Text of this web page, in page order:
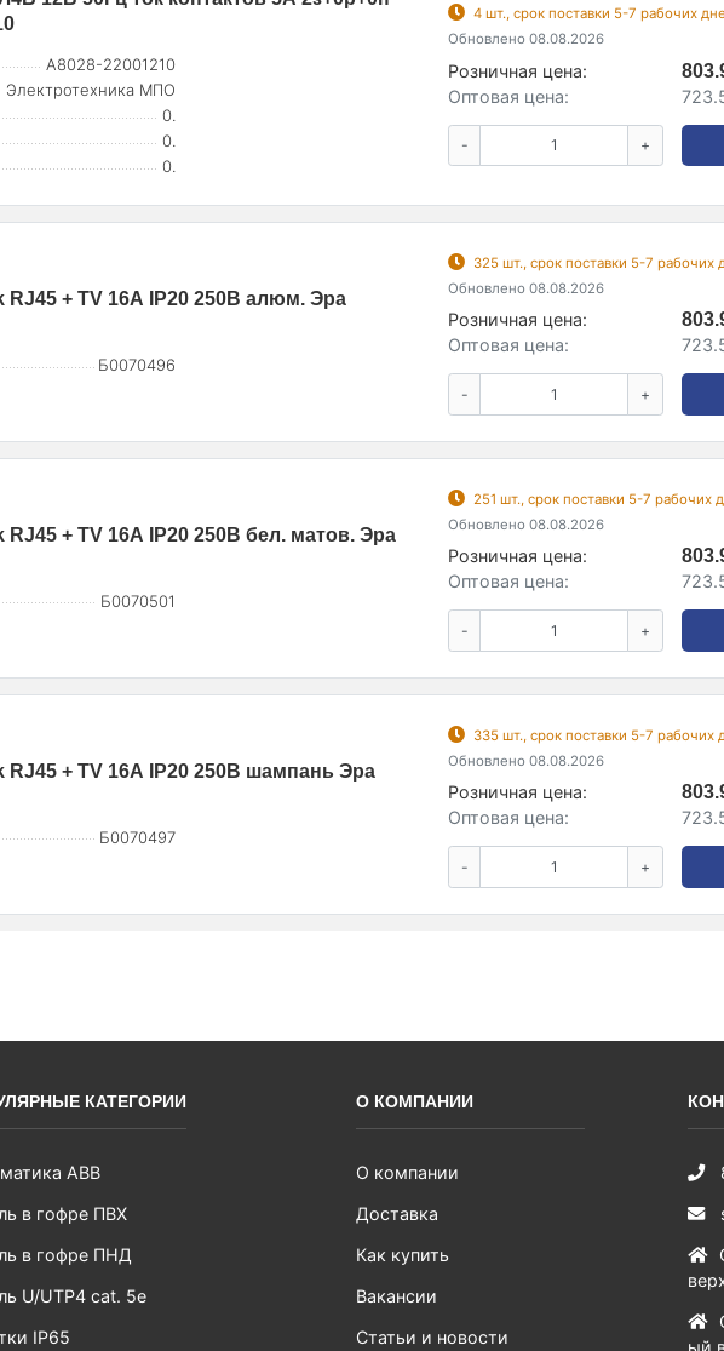
A8028-22001210
Электротехника МПО
0.
0.
0.
4 шт., срок поставки 5-7 рабочих
Обновлено 08.08.2026
Розничная цена:
Оптовая цена:
- +
+ TV 16А IP20 250В алюм. Эра
Б0070496
325 шт., срок поставки 5-7 рабочих
Обновлено 08.08.2026
Розничная цена:
Оптовая цена:
- +
+ TV 16А IP20 250В бел. матов. Эра
Б0070501
251 шт., срок поставки 5-7 рабочих
Обновлено 08.08.2026
Розничная цена:
Оптовая цена:
- +
+ TV 16А IP20 250В шампань Эра
Б0070497
335 шт., срок поставки 5-7 рабочих
Обновлено 08.08.2026
Розничная цена:
Оптовая цена:
- +
КАТЕГОРИИ
ABB
в гофре ПВХ
в гофре ПНД
U/UTP4 cat. 5e
IP65
О КОМПАНИИ
О компании
Доставка
Как купить
Вакансии
Статьи и новости
ый